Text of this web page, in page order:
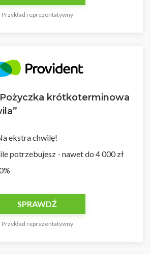
Przykład reprezentatywny
krótkoterminowa
ekstra chwilę!
potrzebujesz - nawet do 4 000 zł
SPRAWDŹ
Przykład reprezentatywny